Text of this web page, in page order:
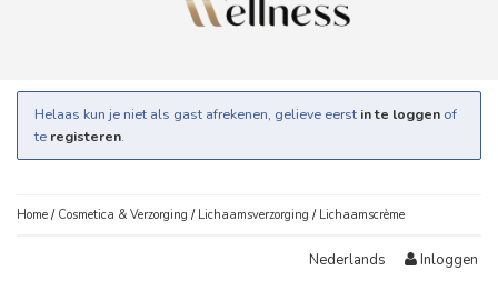
Helaas kun je niet als gast afrekenen, gelieve eerst in te loggen of
te registeren.
Home / Cosmetica & Verzorging / Lichaamsverzorging / Lichaamscrème
Nederlands Inloggen